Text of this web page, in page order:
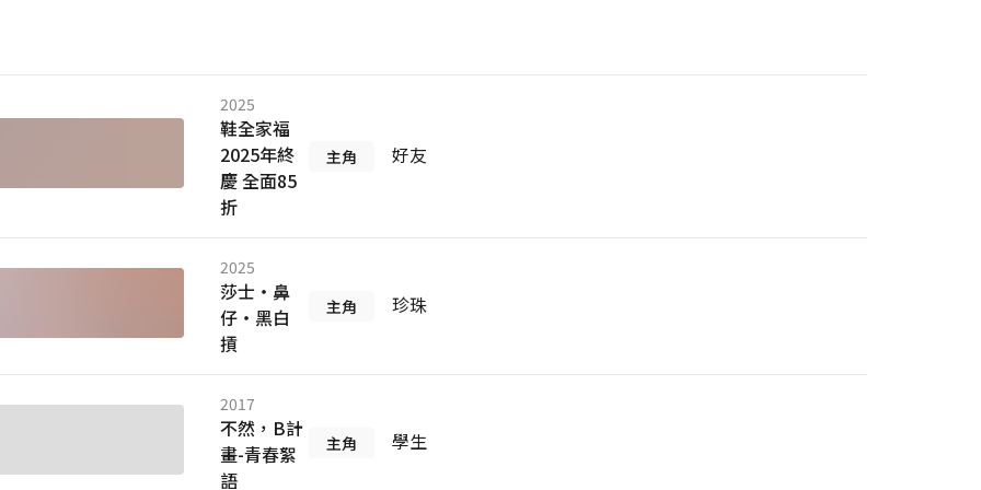
2025
鞋全家福
2025年終
慶 全面85
折
主角 好友
2025
莎士・鼻
仔・黑白
摃
主角 珍珠
2017
不然，B計
畫-青春絮
語
主角 學生